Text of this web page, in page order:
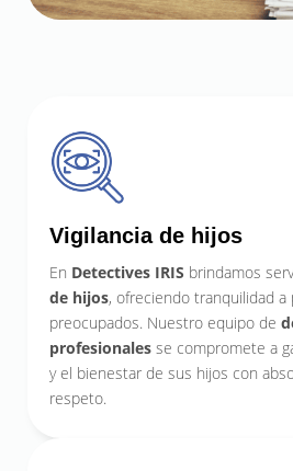
Vigilancia de hijos
En Detectives IRIS brindamos
de hijos, ofreciendo tranquilidad a
preocupados. Nuestro equipo de
profesionales se compromete a
y el bienestar de sus hijos con
respeto.